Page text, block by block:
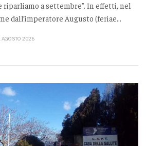
riparliamo a settembre”. In effetti, nel
dall’imperatore Augusto (feriae...
AGOSTO 2026